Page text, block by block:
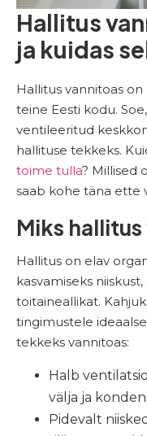
Hallitus
ja kuidas
Hallitus vannitoas
teine Eesti kodu.
ventileeritud
hallituse tekkeks.
toime tulla? Millised
saab kohe täna ette
Miks
Hallitus on elav
kasvamiseks
toitaineallikat.
tingimustele
tekkeks vannitoas:
Halb
välja ja
Pidevalt